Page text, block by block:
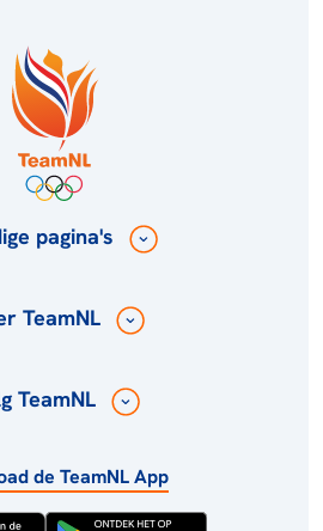
pagina's
TeamNL
TeamNL
de TeamNL App